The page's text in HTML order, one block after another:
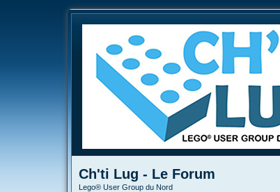
Ch'ti Lug - Le Forum
Lego® User Group du Nord